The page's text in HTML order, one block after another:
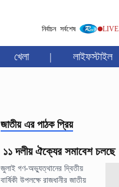
নির্বাচন সর্বশেষ LIVE
খেলা | লাইফস্টাইল
জাতীয় এর পাঠক প্রিয়
১১ দলীয় ঐক্যের সমাবেশ চলছে
জুলাই গণ-অভ্যুত্থানের দ্বিতীয়
বার্ষিকী উপলক্ষে রাজধানীর জাতীয়